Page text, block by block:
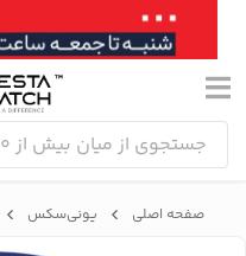
صفحه اصلی یونی‌سکس